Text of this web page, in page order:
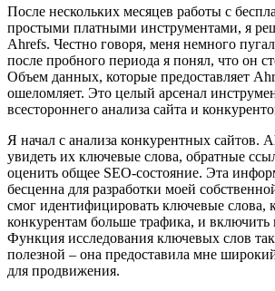
После нескольких месяцев работы с
простыми платными инструментами, я
Ahrefs. Честно говоря, меня немного
после пробного периода я понял, что он
Объем данных, которые предоставляет
ошеломляет. Это целый арсенал
всестороннего анализа сайта и
Я начал с анализа конкурентных сайтов.
увидеть их ключевые слова, обратные
оценить общее SEO-состояние. Эта
бесценна для разработки моей
смог идентифицировать ключевые слова,
конкурентам больше трафика, и включить
Функция исследования ключевых слов
полезной – она предоставила мне
для продвижения.